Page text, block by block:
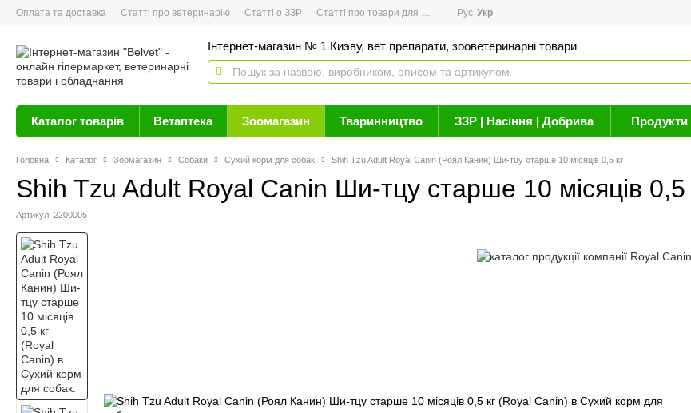
Оплата та доставка Статті про ветеринарію Статті о ЗЗР Статті про товари для здоров'я Новини
Рус Укр
Інтернет-магазин № 1 Киэву, вет препарати, зооветеринарні товари
Каталог товарів Ветаптека Зоомагазин Тваринництво ЗЗР | Насіння | Добрива
Головна Каталог Зоомагазин Собаки Сухий корм для собак Shih Tzu Adult Royal Canin (Роял Канин) Ши-тцу старше 10 місяців 0,5 кг
Shih Tzu Adult Royal Canin Ши-тцу старше 10 місяців 0,5
Артикул: 2200005